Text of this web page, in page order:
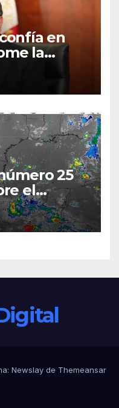
en
la
el
el
25
el
Newslayde Themeansar